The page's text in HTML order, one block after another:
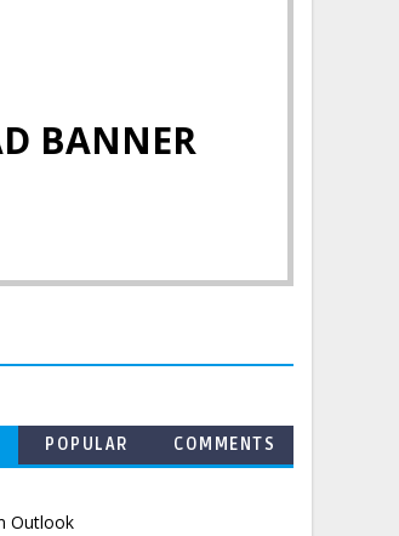
BANNER
POPULAR COMMENTS
Outlook